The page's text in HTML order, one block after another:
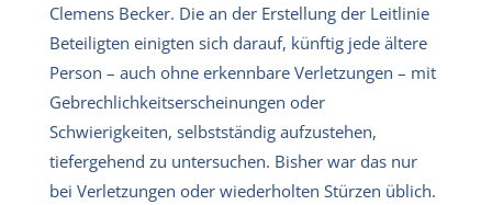
Clemens Becker. Die an der Erstellung der Leitlinie
Beteiligten einigten sich darauf, künftig jede ältere
Person – auch ohne erkennbare Verletzungen – mit
Gebrechlichkeitserscheinungen oder
Schwierigkeiten, selbstständig aufzustehen,
tiefergehend zu untersuchen. Bisher war das nur
bei Verletzungen oder wiederholten Stürzen üblich.